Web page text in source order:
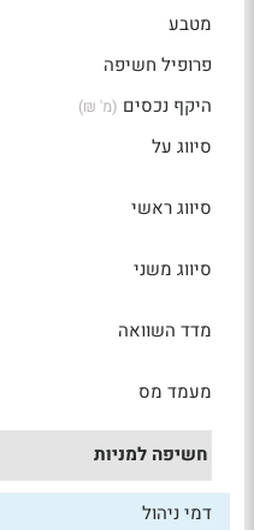
מטבע
פרופיל חשיפה
היקף נכסים (מ' ₪)
סיווג על
סיווג ראשי
סיווג משני
מדד השוואה
מעמד מס
חשיפה למניות
דמי ניהול